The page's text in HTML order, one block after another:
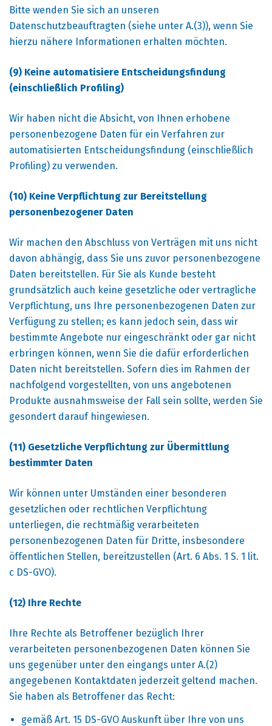
Bitte wenden Sie sich an unseren
Datenschutzbeauftragten (siehe unter A.(3)), wenn Sie
hierzu nähere Informationen erhalten möchten.
(9) Keine automatisiere Entscheidungsfindung
(einschließlich Profiling)
Wir haben nicht die Absicht, von Ihnen erhobene
personenbezogene Daten für ein Verfahren zur
automatisierten Entscheidungsfindung (einschließlich
Profiling) zu verwenden.
(10) Keine Verpflichtung zur Bereitstellung
personenbezogener Daten
Wir machen den Abschluss von Verträgen mit uns nicht
davon abhängig, dass Sie uns zuvor personenbezogene
Daten bereitstellen. Für Sie als Kunde besteht
grundsätzlich auch keine gesetzliche oder vertragliche
Verpflichtung, uns Ihre personenbezogenen Daten zur
Verfügung zu stellen; es kann jedoch sein, dass wir
bestimmte Angebote nur eingeschränkt oder gar nicht
erbringen können, wenn Sie die dafür erforderlichen
Daten nicht bereitstellen. Sofern dies im Rahmen der
nachfolgend vorgestellten, von uns angebotenen
Produkte ausnahmsweise der Fall sein sollte, werden Sie
gesondert darauf hingewiesen.
(11) Gesetzliche Verpflichtung zur Übermittlung
bestimmter Daten
Wir können unter Umständen einer besonderen
gesetzlichen oder rechtlichen Verpflichtung
unterliegen, die rechtmäßig verarbeiteten
personenbezogenen Daten für Dritte, insbesondere
öffentlichen Stellen, bereitzustellen (Art. 6 Abs. 1 S. 1 lit.
c DS-GVO).
(12) Ihre Rechte
Ihre Rechte als Betroffener bezüglich Ihrer
verarbeiteten personenbezogenen Daten können Sie
uns gegenüber unter den eingangs unter A.(2)
angegebenen Kontaktdaten jederzeit geltend machen.
Sie haben als Betroffener das Recht:
gemäß Art. 15 DS-GVO Auskunft über Ihre von uns